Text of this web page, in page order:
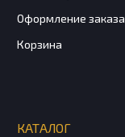
Оформление заказа
Корзина
КАТАЛОГ